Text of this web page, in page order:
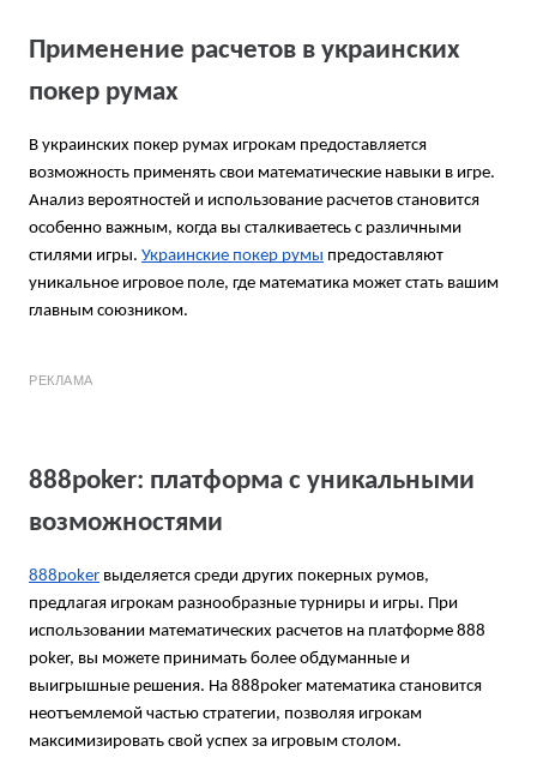
Применение расчетов в украинских
покер румах
В украинских покер румах игрокам предоставляется
возможность применять свои математические навыки в игре.
Анализ вероятностей и использование расчетов становится
особенно важным, когда вы сталкиваетесь с различными
стилями игры. Украинские покер румы предоставляют
уникальное игровое поле, где математика может стать вашим
главным союзником.
РЕКЛАМА
888poker: платформа с уникальными
возможностями
888poker выделяется среди других покерных румов,
предлагая игрокам разнообразные турниры и игры. При
использовании математических расчетов на платформе 888
poker, вы можете принимать более обдуманные и
выигрышные решения. На 888poker математика становится
неотъемлемой частью стратегии, позволяя игрокам
максимизировать свой успех за игровым столом.